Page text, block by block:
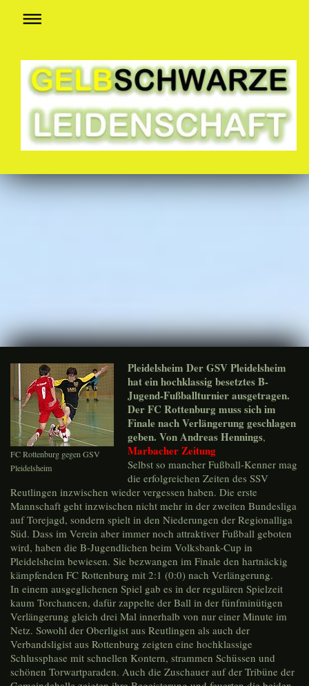
FC Rottenburg gegen GSV
Pleidelsheim
Pleidelsheim Der GSV Pleidelsheim
hat ein hochklassig besetztes B-
Jugend-Fußballturnier ausgetragen.
Der FC Rottenburg muss sich im
Finale nach Verlängerung geschlagen
geben. Von Andreas Hennings,
Marbacher Zeitung
Selbst so mancher Fußball-Kenner mag
die erfolgreichen Zeiten des SSV
Reutlingen inzwischen wieder vergessen haben. Die erste
Mannschaft geht inzwischen nicht mehr in der zweiten Bundesliga
auf Torejagd, sondern spielt in den Niederungen der Regionalliga
Süd. Dass im Verein aber immer noch attraktiver Fußball geboten
wird, haben die B-Jugendlichen beim Volksbank-Cup in
Pleidelsheim bewiesen. Sie bezwangen im Finale den hartnäckig
kämpfenden FC Rottenburg mit 2:1 (0:0) nach Verlängerung.
In einem ausgeglichenen Spiel gab es in der regulären Spielzeit
kaum Torchancen, dafür zappelte der Ball in der fünfminütigen
Verlängerung gleich drei Mal innerhalb von nur einer Minute im
Netz. Sowohl der Oberligist aus Reutlingen als auch der
Verbandsligist aus Rottenburg zeigten eine hochklassige
Schlussphase mit schnellen Kontern, strammen Schüssen und
schönen Torwartparaden. Auch die Zuschauer auf der Tribüne der